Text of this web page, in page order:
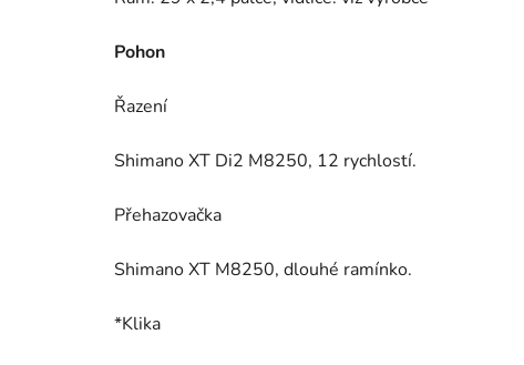
Pohon
Řazení
Shimano XT Di2 M8250, 12 rychlostí.
Přehazovačka
Shimano XT M8250, dlouhé ramínko.
*Klika